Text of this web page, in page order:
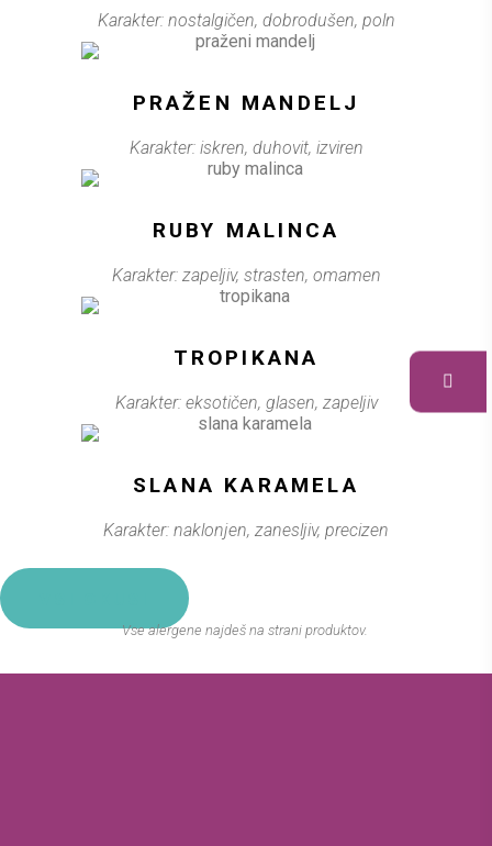
Karakter: nostalgičen, dobrodušen, poln
PRAŽEN MANDELJ
Karakter: iskren, duhovit, izviren
RUBY MALINCA
Karakter: zapeljiv, strasten, omamen
TROPIKANA
Karakter: eksotičen, glasen, zapeljiv
SLANA KARAMELA
Karakter: naklonjen, zanesljiv, precizen
Vse alergene najdeš na strani produktov.